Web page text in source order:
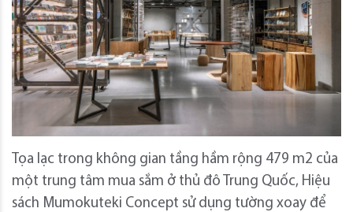
Tọa lạc trong không gian tầng hầm rộng 479 m2 của
một trung tâm mua sắm ở thủ đô Trung Quốc, Hiệu
sách Mumokuteki Concept sử dụng tường xoay để